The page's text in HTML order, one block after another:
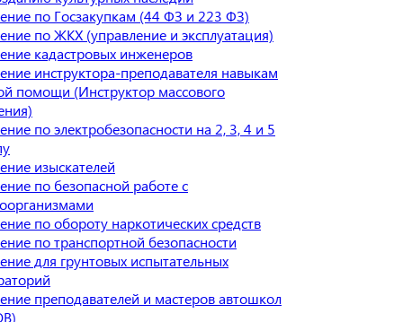
по Госзакупкам (44 ФЗ и 223 ФЗ)
по ЖКХ (управление и эксплуатация)
кадастровых инженеров
инструктора-преподавателя навыкам
помощи (Инструктор массового
по электробезопасности на 2, 3, 4 и 5
изыскателей
по безопасной работе с
по обороту наркотических средств
по транспортной безопасности
для грунтовых испытательных
преподавателей и мастеров автошкол